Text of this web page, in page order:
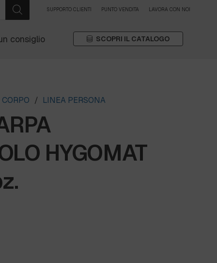
SUPPORTO CLIENTI PUNTO VENDITA LAVORA CON NOI
consiglio SCOPRI IL CATALOGO
/ LINEA PERSONA
HYGOMAT